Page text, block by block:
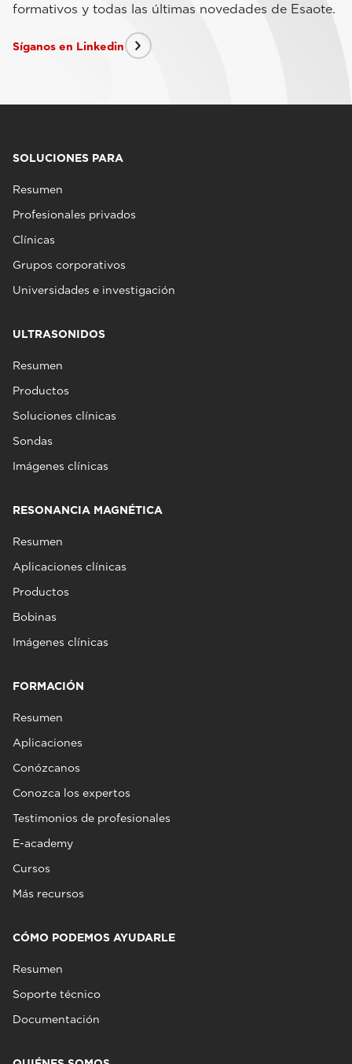
formativos y todas las últimas novedades de Esaote.
Síganos en Linkedin
SOLUCIONES PARA
Resumen
Profesionales privados
Clínicas
Grupos corporativos
Universidades e investigación
ULTRASONIDOS
Resumen
Productos
Soluciones clínicas
Sondas
Imágenes clínicas
RESONANCIA MAGNÉTICA
Resumen
Aplicaciones clínicas
Productos
Bobinas
Imágenes clínicas
FORMACIÓN
Resumen
Aplicaciones
Conózcanos
Conozca los expertos
Testimonios de profesionales
E-academy
Cursos
Más recursos
CÓMO PODEMOS AYUDARLE
Resumen
Soporte técnico
Documentación